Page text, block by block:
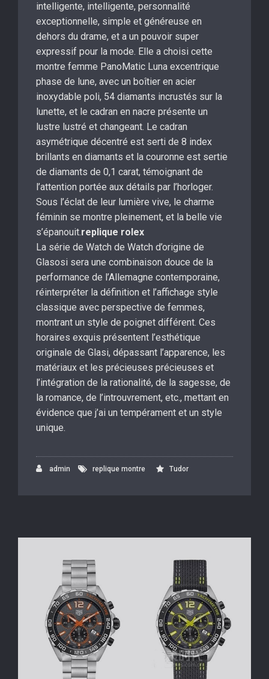
intelligente, intelligente, personnalité
exceptionnelle, simple et généreuse en
dehors du drame, et a un pouvoir super
expressif pour la mode. Elle a choisi cette
montre femme PanoMatic Luna excentrique
phase de lune, avec un boîtier en acier
inoxydable poli, 54 diamants incrustés sur la
lunette, et le cadran en nacre présente un
lustre lustré et changeant. Le cadran
asymétrique décentré est serti de 8 index
brillants en diamants et la couronne est sertie
de diamants de 0,1 carat, témoignant de
l’attention portée aux détails par l’horloger.
Sous l’éclat de leur lumière vive, le charme
féminin se montre pleinement, et la belle vie
s’épanouit.replique rolex
La série de Watch de Watch d’origine de
Glasosi sera une combinaison douce de la
performance de l’Allemagne contemporaine,
réinterpréter la définition et l’affichage style
classique avec perspective de femmes,
montrant un style de poignet différent. Ces
horaires exquis présentent l’esthétique
originale de Glasi, dépassant l’apparence, les
matériaux et les précieuses précieuses et
l’intégration de la rationalité, de la sagesse, de
la romance, de l’introuvrement, etc., mettant en
évidence que j’ai un tempérament et un style
unique.
admin replique montre Tudor